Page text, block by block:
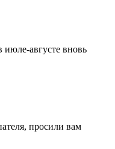
августе вновь
просили вам